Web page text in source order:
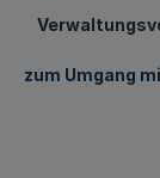
zum Umgang